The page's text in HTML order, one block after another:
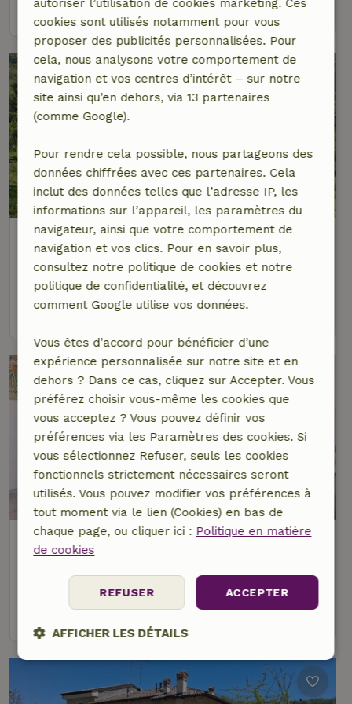
voir
Maison nature à POLINAGO
Émilie-Romagne, Italie
4 personnes2 Chambres à coucher
Maison nature à Ferrara
Émilie-Romagne, Italie
4 personnes
2 Chambres à coucher
autoriser l’utilisation de cookies marketing. Ces
cookies sont utilisés notamment pour vous
proposer des publicités personnalisées. Pour
cela, nous analysons votre comportement de
navigation et vos centres d’intérêt – sur notre
site ainsi qu’en dehors, via 13 partenaires
(comme Google).
Pour rendre cela possible, nous partageons des
données chiffrées avec ces partenaires. Cela
inclut des données telles que l’adresse IP, les
informations sur l’appareil, les paramètres du
navigateur, ainsi que votre comportement de
navigation et vos clics. Pour en savoir plus,
consultez notre politique de cookies et notre
politique de confidentialité, et découvrez
comment Google utilise vos données.
Vous êtes d’accord pour bénéficier d’une
expérience personnalisée sur notre site et en
dehors ? Dans ce cas, cliquez sur Accepter. Vous
préférez choisir vous-même les cookies que
vous acceptez ? Vous pouvez définir vos
préférences via les Paramètres des cookies. Si
vous sélectionnez Refuser, seuls les cookies
fonctionnels strictement nécessaires seront
utilisés. Vous pouvez modifier vos préférences à
tout moment via le lien (Cookies) en bas de
chaque page, ou cliquer ici : Politique en matière
de cookies
ACCEPTER
REFUSER
AFFICHER LES DÉTAILS
Strictement
Performance Ciblage